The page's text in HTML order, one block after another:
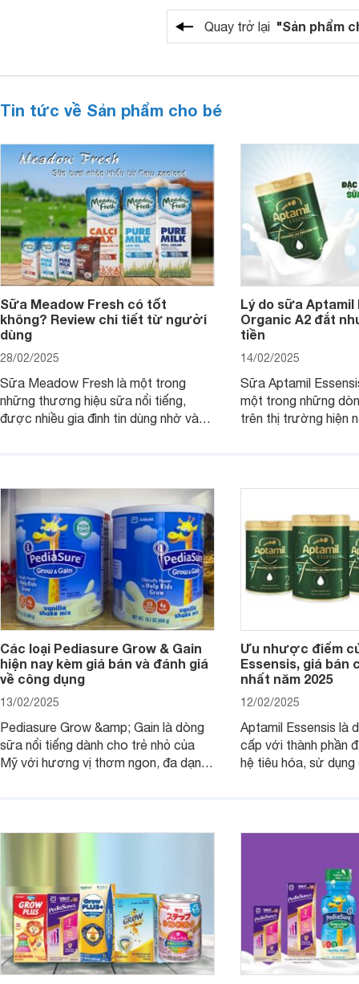
Quay trở lại "Sản phẩm
Tin tức về Sản phẩm cho bé
Sữa Meadow Fresh có tốt
không? Review chi tiết từ người
dùng
28/02/2025
Sữa Meadow Fresh là một trong
những thương hiệu sữa nổi tiếng,
được nhiều gia đình tin dùng nhờ vào
dưỡng có gì đặc biệt? Giá sữa
Meadow Fresh trên thị trường hiện
nay ra sao? Hãy cùng tìm hiểu ngay.
Lý do sữa Aptamil
Organic A2 đắt
tiền
14/02/2025
Sữa Aptamil
một trong những
trên thị trường hiện
hơn so với các
4 yếu tố sau.
Các loại Pediasure Grow & Gain
hiện nay kèm giá bán và đánh giá
về công dụng
13/02/2025
Pediasure Grow &amp; Gain là dòng
sữa nổi tiếng dành cho trẻ nhỏ của
Mỹ với hương vị thơm ngon, đa dạng
Pediasure Grow &amp; Gain hiện nay
Ưu nhược điểm
Essensis, giá bán
nhất năm 2025
12/02/2025
Aptamil Essensis là
cấp với thành phần
hệ tiêu hóa, sử
cùng Websosanh.vn